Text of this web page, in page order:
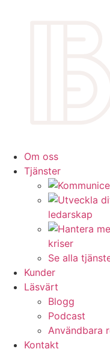
Om oss
Tjänster
ledarskap
kriser
Se alla
Kunder
Läsvärt
Blogg
Podcast
Användbara
Kontakt